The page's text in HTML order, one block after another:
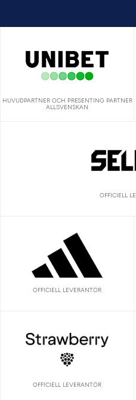
HUVUDPARTNER OCH PRESENTING PARTNER
ALLSVENSKAN
OFFICIELL
OFFICIELL LEVERANTÖR
OFFICIELL LEVERANTÖR